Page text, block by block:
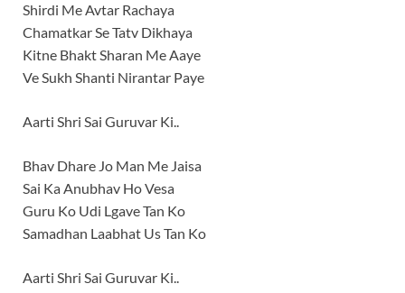
Shirdi Me Avtar Rachaya
Chamatkar Se Tatv Dikhaya
Kitne Bhakt Sharan Me Aaye
Ve Sukh Shanti Nirantar Paye
Aarti Shri Sai Guruvar Ki..
Bhav Dhare Jo Man Me Jaisa
Sai Ka Anubhav Ho Vesa
Guru Ko Udi Lgave Tan Ko
Samadhan Laabhat Us Tan Ko
Aarti Shri Sai Guruvar Ki..